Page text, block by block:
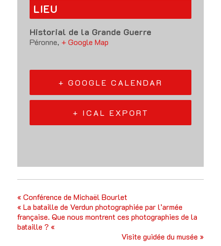
LIEU
Historial de la Grande Guerre
Péronne, + Google Map
+ GOOGLE CALENDAR
+ ICAL EXPORT
«Conférence de Michaël Bourlet
« La bataille de Verdun photographiée par l’armée
française. Que nous montrent ces photographies de la
bataille ? «
Visite guidée du musée »